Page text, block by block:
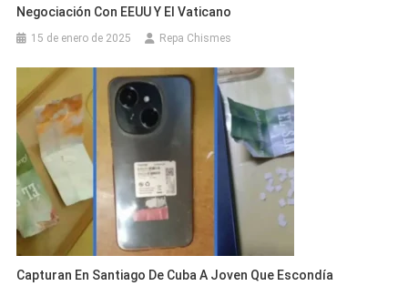
Negociación Con EEUU Y El Vaticano
15 de enero de 2025 Repa Chismes
Capturan En Santiago De Cuba A Joven Que Escondía